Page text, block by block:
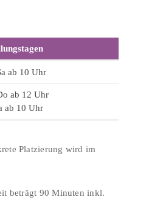
ab 10 Uhr
ab 12 Uhr
ab 10 Uhr
Platzierung wird im
beträgt 90 Minuten inkl.